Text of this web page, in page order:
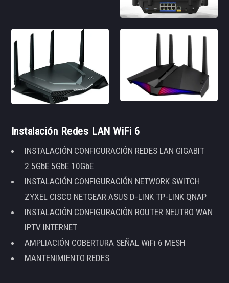
Instalación Redes LAN WiFi 6
INSTALACIÓN CONFIGURACIÓN REDES LAN GIGABIT
2.5GbE 5GbE 10GbE
INSTALACIÓN CONFIGURACIÓN NETWORK SWITCH
ZYXEL CISCO NETGEAR ASUS D-LINK TP-LINK QNAP
INSTALACIÓN CONFIGURACIÓN ROUTER NEUTRO WAN
IPTV INTERNET
AMPLIACIÓN COBERTURA SEÑAL WiFi 6 MESH
MANTENIMIENTO REDES